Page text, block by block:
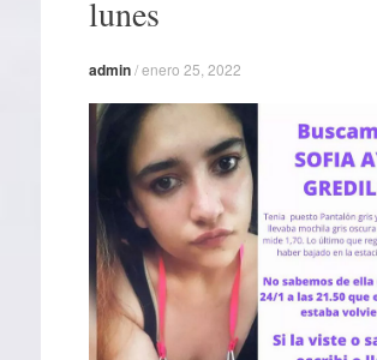
lunes
admin/enero 25, 2022